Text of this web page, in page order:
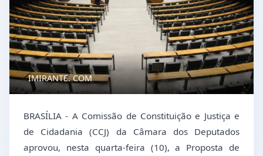
IMIRANTE. COM
BRASÍLIA - A Comissão de Constituição e Justiça e
de Cidadania (CCJ) da Câmara dos Deputados
aprovou, nesta quarta-feira (10), a Proposta de